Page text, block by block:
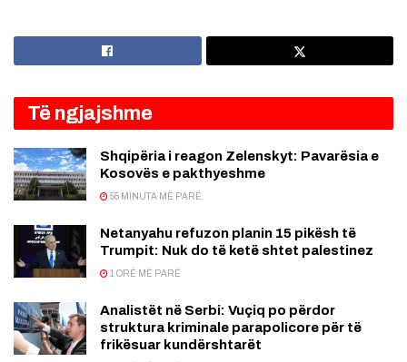
Të ngjajshme
Shqipëria i reagon Zelenskyt: Pavarësia e
Kosovës e pakthyeshme
55 MINUTA MË PARË
Netanyahu refuzon planin 15 pikësh të
Trumpit: Nuk do të ketë shtet palestinez
1 ORË MË PARË
Analistët në Serbi: Vuçiq po përdor
struktura kriminale parapolicore për të
frikësuar kundërshtarët